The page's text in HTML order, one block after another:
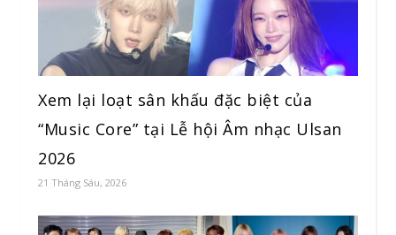
Xem lại loạt sân khấu đặc biệt của
“Music Core” tại Lễ hội Âm nhạc Ulsan
2026
21 Tháng Sáu, 2026